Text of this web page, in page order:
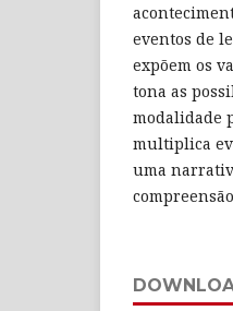
eventos de
expõem os
tona as
modalidade
multiplica
uma